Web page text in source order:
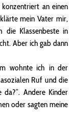
an einen
mein Vater mir,
Klassenbeste in
Aber ich gab dann
wohnte ich in der
Ruf und die
Andere Kinder
oder sagten meine